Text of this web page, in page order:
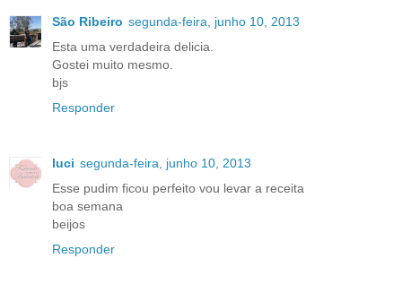
São Ribeiro segunda-feira, junho 10, 2013
Esta uma verdadeira delicia.
Gostei muito mesmo.
bjs
Responder
luci segunda-feira, junho 10, 2013
Esse pudim ficou perfeito vou levar a receita
boa semana
beijos
Responder